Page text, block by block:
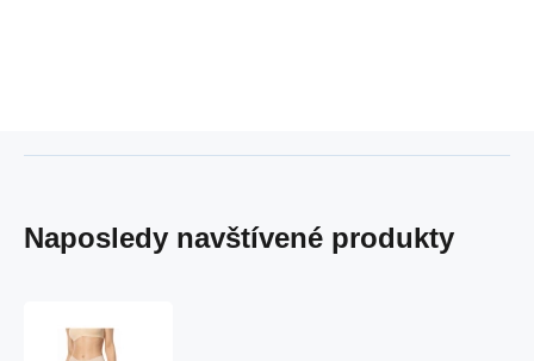
Naposledy navštívené produkty